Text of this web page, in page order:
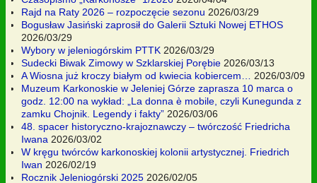
Rajd na Raty 2026 – rozpoczęcie sezonu 2026/03/29
Bogusław Jasiński zaprosił do Galerii Sztuki Nowej ETHOS
2026/03/29
Wybory w jeleniogórskim PTTK 2026/03/29
Sudecki Biwak Zimowy w Szklarskiej Porębie 2026/03/13
A Wiosna już kroczy białym od kwiecia kobiercem…
2026/03/09
Muzeum Karkonoskie w Jeleniej Górze zaprasza 10 marca o
godz. 12:00 na wykład: „La donna è mobile, czyli Kunegunda z
zamku Chojnik. Legendy i fakty” 2026/03/06
48. spacer historyczno-krajoznawczy – twórczość Friedricha
Iwana 2026/03/02
W kręgu twórców karkonoskiej kolonii artystycznej. Friedrich
Iwan 2026/02/19
Rocznik Jeleniogórski 2025 2026/02/05